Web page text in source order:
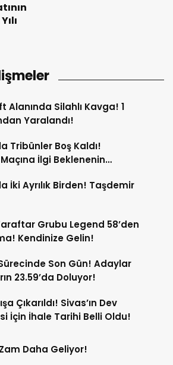
Alanında Silahlı Kavga! 1
Yaralandı!
Tribünler Boş Kaldı!
İlgi Beklenenin
İki Ayrılık Birden! Taşdemir
Grubu Legend 58’den
Kendinize Gelin!
Son Gün! Adaylar
23.59’da Doluyor!
Çıkarıldı! Sivas’ın Dev
İçin İhale Tarihi Belli Oldu!
Daha Geliyor!